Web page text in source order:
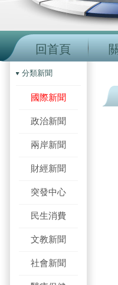
回首頁
分類新聞
國際新聞
政治新聞
兩岸新聞
財經新聞
突發中心
民生消費
文教新聞
社會新聞